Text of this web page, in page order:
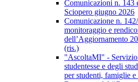
Comunicazioni n. 143
Sciopero giugno 2026
Comunicazione n.
monitoraggio e
dell’Aggiornamento
(ris.)
"AscoltaMI" - Servizio
studentesse e degli
per studenti, famiglie